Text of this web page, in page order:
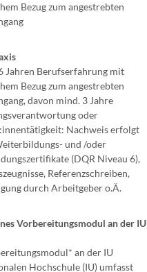
Bezug zum angestrebten
Jahren Berufserfahrung mit
Bezug zum angestrebten
davon mind. 3 Jahre
oder
Nachweis erfolgt
und /oder
(DQR Niveau 6),
Referenzschreiben,
durch Arbeitgeber o.Ä.
Vorbereitungsmodul an der IU
an der IU
Hochschule (IU) umfasst